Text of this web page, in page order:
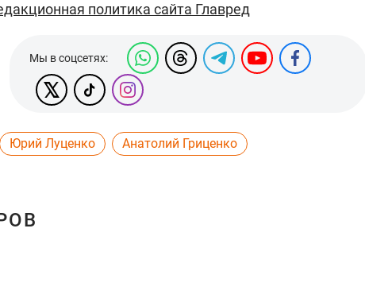
политика сайта Главред
Мы в соцсетях:
Юрий Луценко Анатолий Гриценко